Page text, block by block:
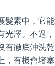
髮素中，它
光澤。不過
有徹底沖洗
，有機會堵